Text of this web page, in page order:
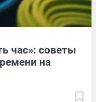
час»: советы
на